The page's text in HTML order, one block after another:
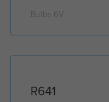
Bulbs 6V
R641